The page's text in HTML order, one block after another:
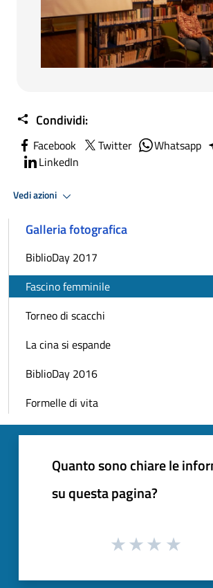
Condividi:
Facebook Twitter Whatsapp
LinkedIn
Vedi azioni
Galleria fotografica
BiblioDay 2017
Fascino femminile
Torneo di scacchi
La cina si espande
BiblioDay 2016
Formelle di vita
Quanto sono chiare le
su questa pagina?